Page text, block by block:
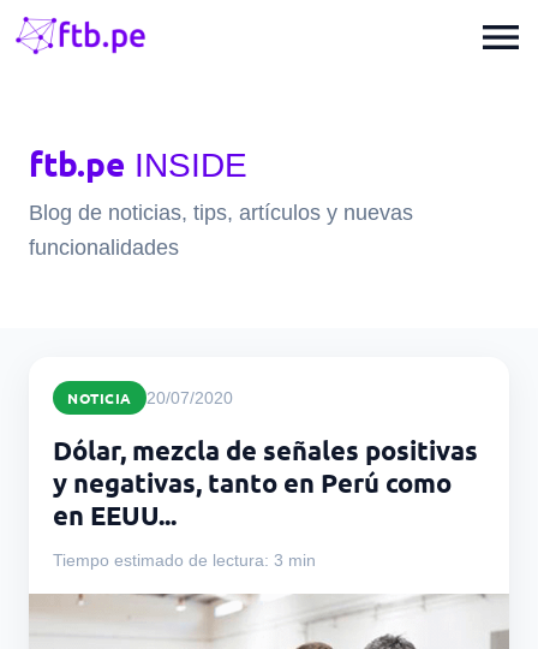
menu
ftb.pe INSIDE
Blog de noticias, tips, artículos y nuevas
funcionalidades
NOTICIA 20/07/2020
Dólar, mezcla de señales positivas
y negativas, tanto en Perú como
en EEUU...
Tiempo estimado de lectura: 3 min